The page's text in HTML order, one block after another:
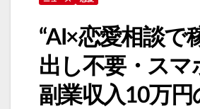
“AI×恋愛相談で
出し不要・スマ
副業収入10万円